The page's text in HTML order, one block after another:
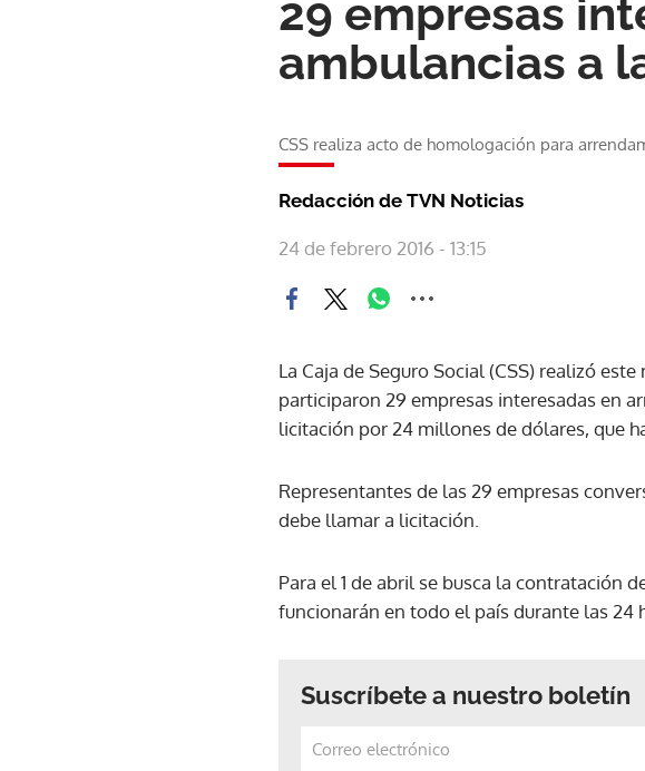
29 empresas
ambulancias a
CSS realiza acto de homologación para
Redacción de TVN Noticias
24 de febrero 2016 - 13:15
La Caja de Seguro Social (CSS) realizó
participaron 29 empresas interesadas en
licitación por 24 millones de dólares, que
Representantes de las 29 empresas
debe llamar a licitación.
Para el 1 de abril se busca la contratación
funcionarán en todo el país durante las 24
Suscríbete a nuestro boletín